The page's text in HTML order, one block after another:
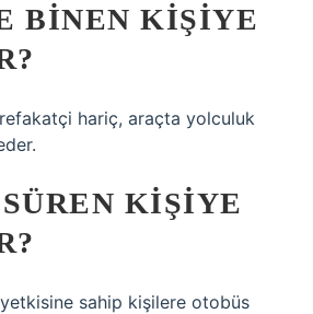
BINEN KIŞIYE
hariç, araçta yolculuk
KIŞIYE
sahip kişilere otobüs